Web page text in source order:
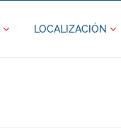
LOCALIZACIÓN